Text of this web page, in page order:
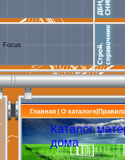
Focus
Главная | О каталоге|
Каталог
дома